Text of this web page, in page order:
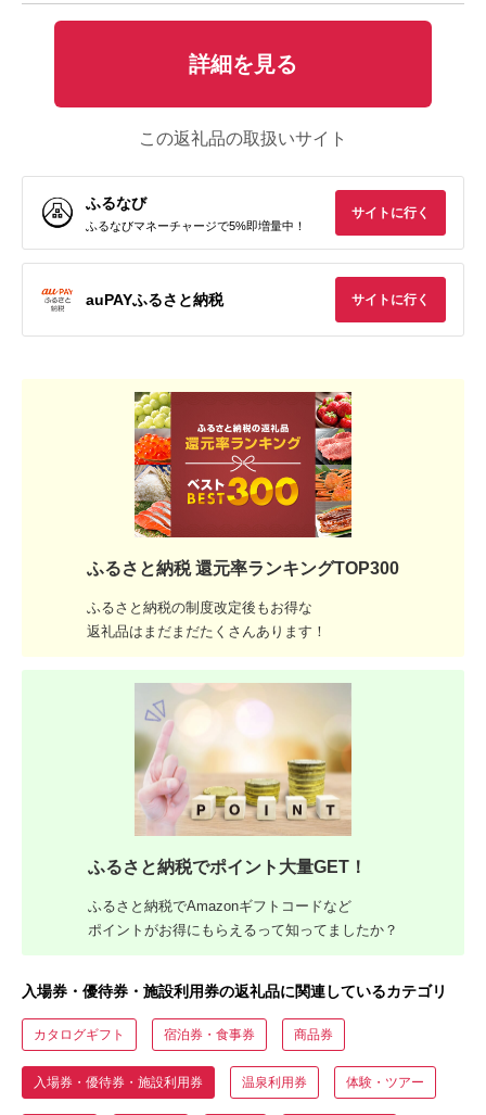
詳細を見る
この返礼品の取扱いサイト
ふるなび
ふるなびマネーチャージで5%即増量中！
サイトに行く
auPAYふるさと納税 サイトに行く
ふるさと納税 還元率ランキングTOP300
ふるさと納税の制度改定後もお得な
返礼品はまだまだたくさんあります！
ふるさと納税でポイント大量GET！
ふるさと納税でAmazonギフトコードなど
ポイントがお得にもらえるって知ってましたか？
入場券・優待券・施設利用券の返礼品に関連しているカテゴリ
カタログギフト 宿泊券・食事券 商品券
入場券・優待券・施設利用券 温泉利用券 体験・ツアー